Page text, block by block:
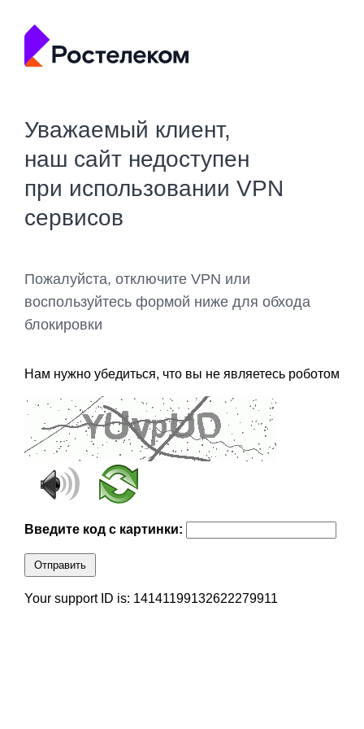
Уважаемый клиент,
наш сайт недоступен
при использовании VPN
сервисов
Пожалуйста, отключите VPN или
воспользуйтесь формой ниже для обхода
блокировки
Нам нужно убедиться, что вы не являетесь роботом
Введите код с картинки:
Отправить
Your support ID is: 14141199132622279911